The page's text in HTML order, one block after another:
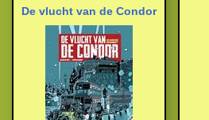
De vlucht van de Condor